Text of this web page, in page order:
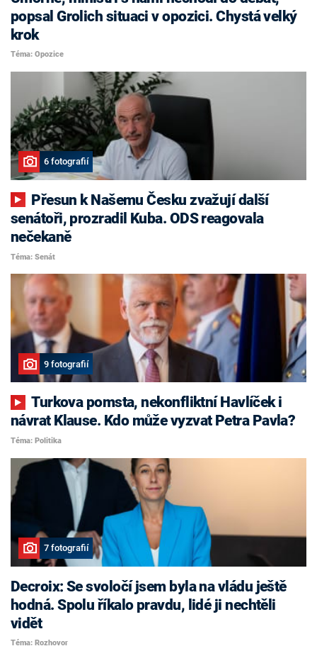
popsal Grolich situaci v opozici. Chystá velký
krok
Téma: Opozice
6 fotografií
senátoři, prozradil Kuba. ODS reagovala
nečekaně
Téma: Senát
9 fotografií
Turkova pomsta, nekonfliktní Havlíček i
návrat Klause. Kdo může vyzvat Petra Pavla?
Téma: Politika
7 fotografií
Decroix: Se svoločí jsem byla na vládu ještě
hodná. Spolu říkalo pravdu, lidé ji nechtěli
vidět
Téma: Rozhovor